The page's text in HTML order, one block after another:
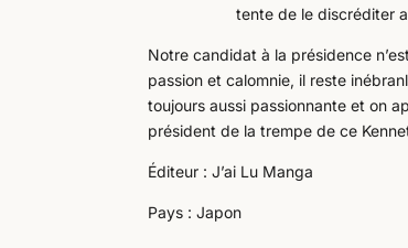
tente de le discréditer
Notre candidat à la présidence
passion et calomnie, il reste
toujours aussi passionnante et on
président de la trempe de ce
Éditeur : J’ai Lu Manga
Pays : Japon